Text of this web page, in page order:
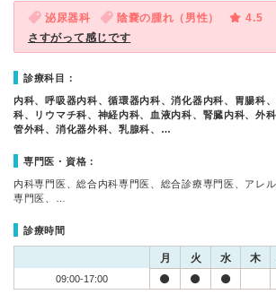
泌尿器科 陰嚢の腫れ（男性）
4.5
さすがって感じです
診療科目：
内科、呼吸器内科、循環器内科、消化器内科、胃腸科
科、リウマチ科、神経内科、血液内科、腎臓内科、外
管外科、消化器外科、乳腺科、…
専門医・資格：
内科専門医、総合内科専門医、総合診療専門医、アレ
専門医、…
診療時間
月 火 水 木
09:00-17:00